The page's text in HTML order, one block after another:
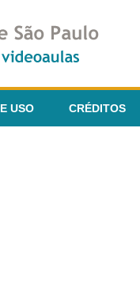
USO CRÉDITOS